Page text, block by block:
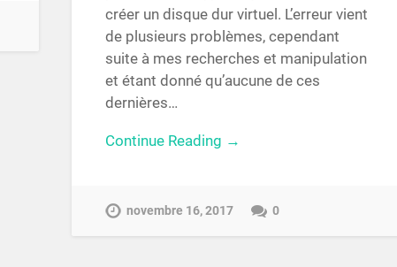
créer un disque dur virtuel. L’erreur vient
de plusieurs problèmes, cependant
suite à mes recherches et manipulation
et étant donné qu’aucune de ces
dernières…
Continue Reading →
novembre 16, 2017 0